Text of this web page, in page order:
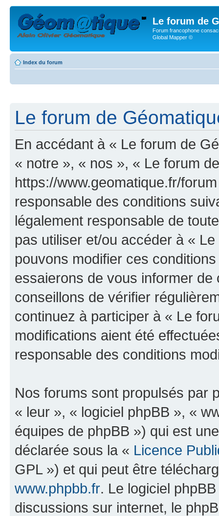
Le forum de
Forum francophone
Global Mapper ©
Index du forum
Le forum de
En accédant à « Le forum de
« notre », « nos », « Le forum
https://www.geomatique.fr/
responsable des conditions
légalement responsable de
pas utiliser et/ou accéder à «
pouvons modifier ces
essaierons de vous informer
conseillons de vérifier
continuez à participer à « Le
modifications aient été
responsable des conditions
Nos forums sont propulsés par
« leur », « logiciel phpBB », «
équipes de phpBB ») qui est
déclarée sous la « Licence
GPL ») et qui peut être
www.phpbb.fr. Le logiciel
discussions sur internet, le